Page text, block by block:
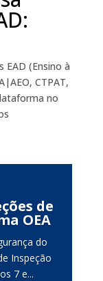
EAD (Ensino à
CTPAT,
no
de
OEA
do
Inspeção
7 e...